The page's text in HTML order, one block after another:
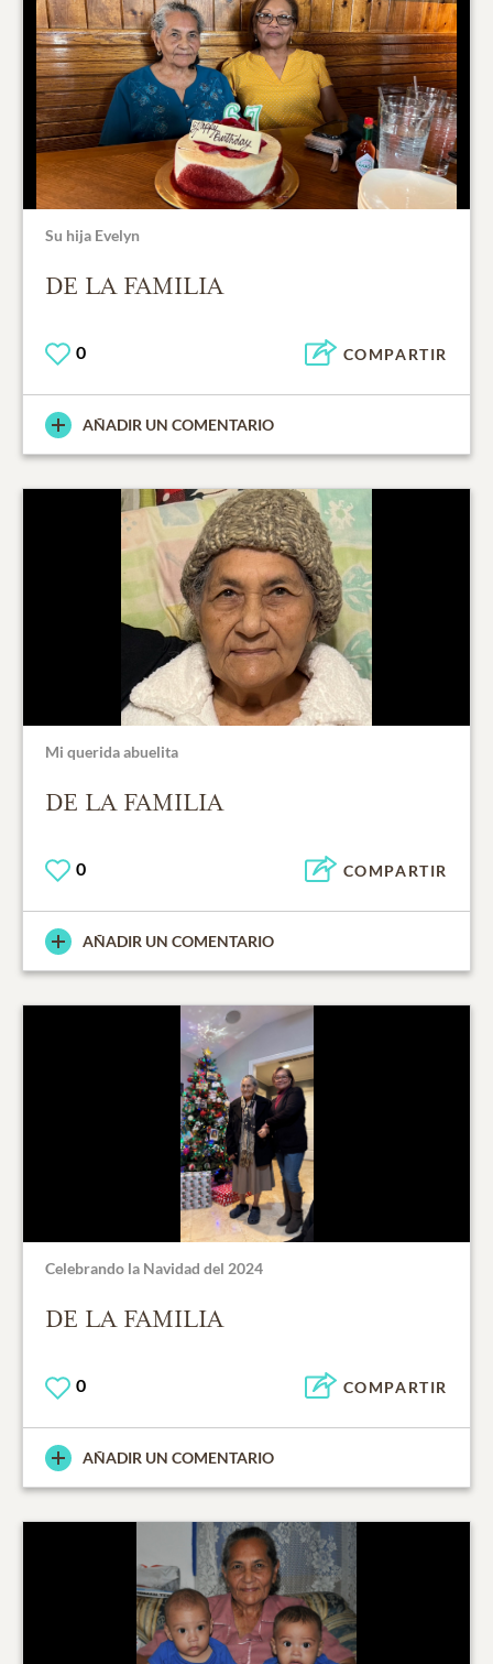
Su hija Evelyn
DE LA FAMILIA
0 COMPARTIR
AÑADIR UN COMENTARIO
Mi querida abuelita
DE LA FAMILIA
0 COMPARTIR
AÑADIR UN COMENTARIO
Celebrando la Navidad del 2024
DE LA FAMILIA
0 COMPARTIR
AÑADIR UN COMENTARIO